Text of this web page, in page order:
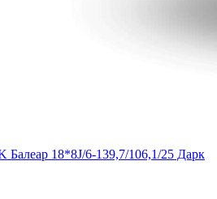
Балеар 18*8J/6-139,7/106,1/25 Дарк